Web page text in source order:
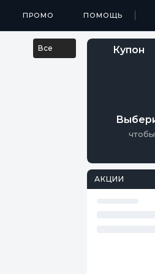
МЕДИА ПРИЛОЖЕНИЯ
ПРОМО ПОМОЩЬ
Все Купон
АКЦИИ